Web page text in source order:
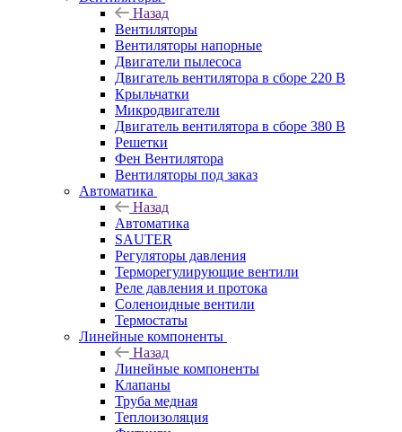
Назад
Вентиляторы
Вентиляторы напорные
Двигатели пылесоса
Двигатель вентилятора в сборе 220 В
Крыльчатки
Микродвигатели
Двигатель вентилятора в сборе 380 В
Решетки
Фен Вентилятора
Вентиляторы под заказ
Автоматика
Назад
Автоматика
SAUTER
Регуляторы давления
Терморегулирующие вентили
Реле давления и протока
Соленоидные вентили
Термостаты
Линейные компоненты
Назад
Линейные компоненты
Клапаны
Труба медная
Теплоизоляция